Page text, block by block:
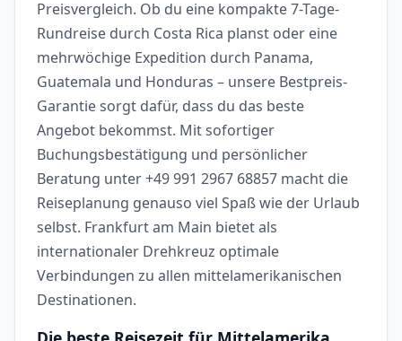
Preisvergleich. Ob du eine kompakte 7-Tage-
Rundreise durch Costa Rica planst oder eine
mehrwöchige Expedition durch Panama,
Guatemala und Honduras – unsere Bestpreis-
Garantie sorgt dafür, dass du das beste
Angebot bekommst. Mit sofortiger
Buchungsbestätigung und persönlicher
Beratung unter +49 991 2967 68857 macht die
Reiseplanung genauso viel Spaß wie der Urlaub
selbst. Frankfurt am Main bietet als
internationaler Drehkreuz optimale
Verbindungen zu allen mittelamerikanischen
Destinationen.